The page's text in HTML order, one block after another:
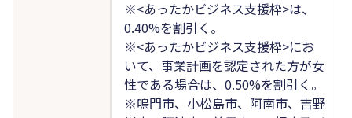
※<あったかビジネス支援枠>は、
0.40%を割引く。
※<あったかビジネス支援枠>にお
いて、事業計画を認定された方が女
性である場合は、0.50%を割引く。
※鳴門市、小松島市、阿南市、吉野